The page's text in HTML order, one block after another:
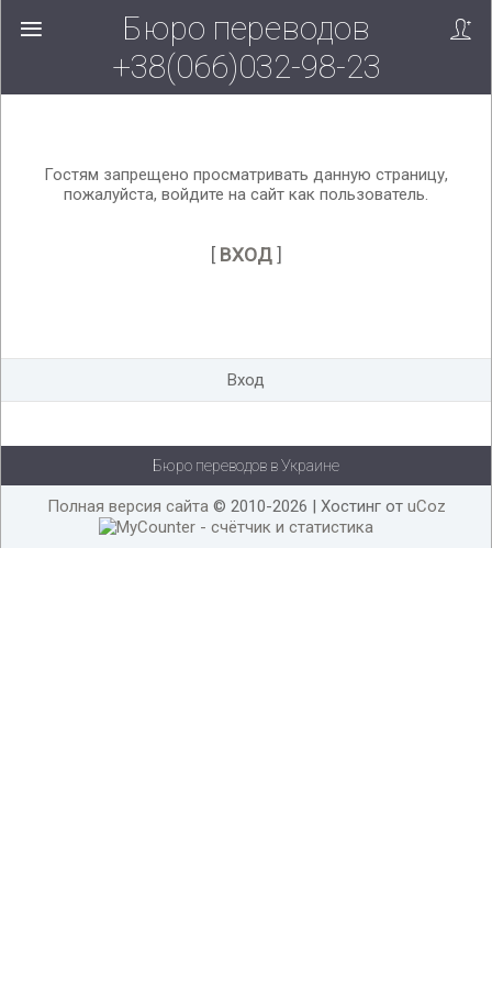
Вверх!
Бюро переводов
+38(066)032-98-23
Гостям запрещено просматривать данную страницу,
пожалуйста, войдите на сайт как пользователь.
[ ВХОД]
Вход
Бюро переводов в Украине
Полная версия сайта© 2010-2026 | Хостинг от uCoz